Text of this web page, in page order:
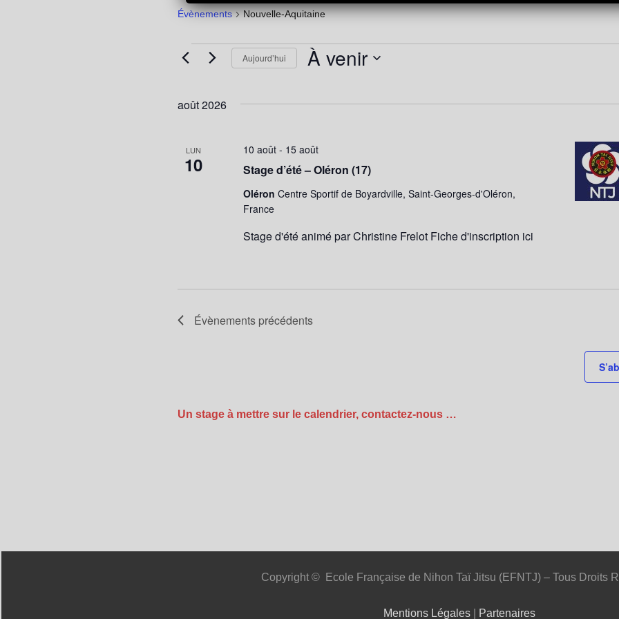
Évènements Nouvelle-Aquitaine
Évènements
Aujourd’hui À venir
août 2026
LUN
10 Stage d’été – Oléron (17)
10 août - 15 août
OléronCentre Sportif de Boyardville, Saint-Georges-d'Oléron,
France
Stage d'été animé par Christine Frelot Fiche d'inscription ici
Évènementsprécédents
Un stage à mettre sur le calendrier, contactez-nous …
Copyright © Ecole Française de Nihon Taï Jitsu (EFNTJ) – Tous Droits
Mentions Légales| Partenaires